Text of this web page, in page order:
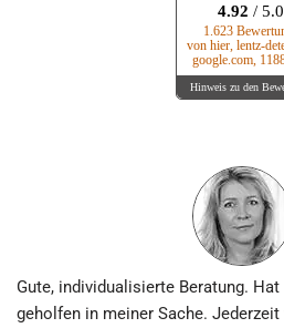
4.92 /
1.623
von hier, lentz-
google.com,
Hinweis zu den
Gute, individuali­sierte Beratung.
geholfen in meiner Sache.